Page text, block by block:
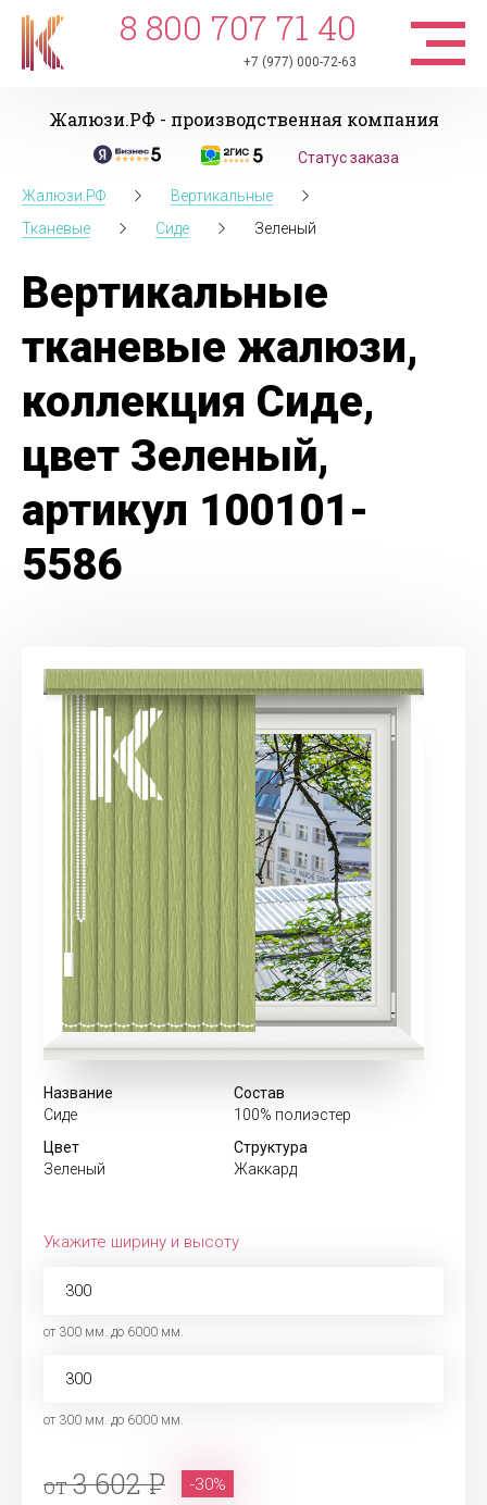
8 800 707 71 40
+7 (977) 000-72-63
Жалюзи.РФ - производственная компания
Статус заказа
Жалюзи.РФ
Вертикальные
Тканевые
Сиде Зеленый
Вертикальные
тканевые жалюзи,
коллекция Сиде,
цвет Зеленый,
артикул 100101-
5586
Название
Сиде
Состав
100% полиэстер
Цвет
Зеленый
Структура
Жаккард
Укажите ширину и высоту
от 300 мм. до 6000 мм.
от 300 мм. до 6000 мм.
от3 602 -30%